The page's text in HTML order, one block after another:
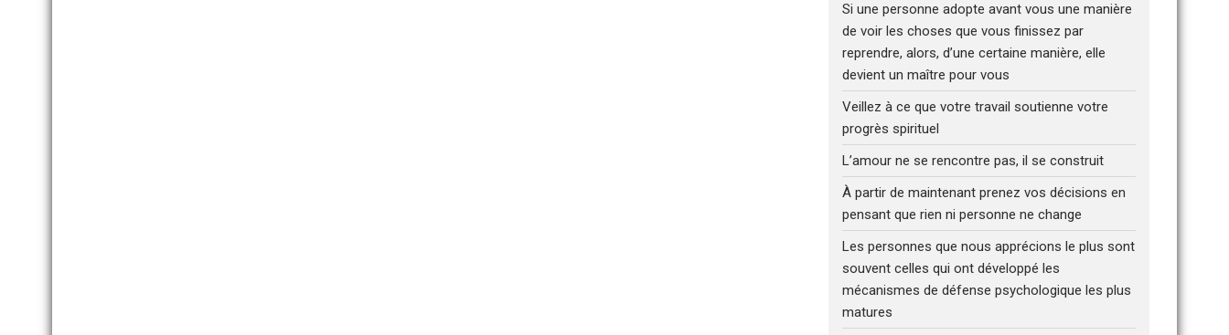
Si une personne adopte avant vous une manière
de voir les choses que vous finissez par
reprendre, alors, d’une certaine manière, elle
devient un maître pour vous
Veillez à ce que votre travail soutienne votre
progrès spirituel
L’amour ne se rencontre pas, il se construit
À partir de maintenant prenez vos décisions en
pensant que rien ni personne ne change
Les personnes que nous apprécions le plus sont
souvent celles qui ont développé les
mécanismes de défense psychologique les plus
matures